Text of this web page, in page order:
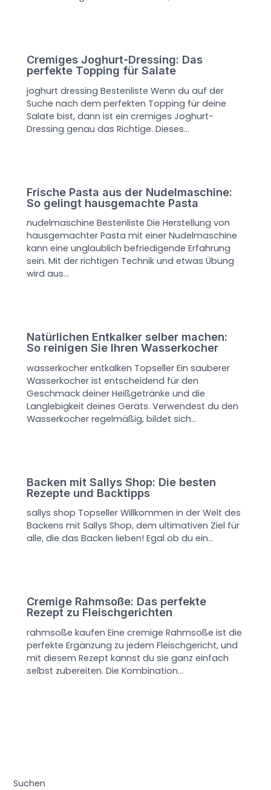
Cremiges Joghurt-Dressing: Das
perfekte Topping für Salate
joghurt dressing Bestenliste Wenn du auf der
Suche nach dem perfekten Topping für deine
Salate bist, dann ist ein cremiges Joghurt-
Dressing genau das Richtige. Dieses…
Frische Pasta aus der Nudelmaschine:
So gelingt hausgemachte Pasta
nudelmaschine Bestenliste Die Herstellung von
hausgemachter Pasta mit einer Nudelmaschine
kann eine unglaublich befriedigende Erfahrung
sein. Mit der richtigen Technik und etwas Übung
wird aus…
Natürlichen Entkalker selber machen:
So reinigen Sie Ihren Wasserkocher
wasserkocher entkalken Topseller Ein sauberer
Wasserkocher ist entscheidend für den
Geschmack deiner Heißgetränke und die
Langlebigkeit deines Geräts. Verwendest du den
Wasserkocher regelmäßig, bildet sich…
Backen mit Sallys Shop: Die besten
Rezepte und Backtipps
sallys shop Topseller Willkommen in der Welt des
Backens mit Sallys Shop, dem ultimativen Ziel für
alle, die das Backen lieben! Egal ob du ein…
Cremige Rahmsoße: Das perfekte
Rezept zu Fleischgerichten
rahmsoße kaufen Eine cremige Rahmsoße ist die
perfekte Ergänzung zu jedem Fleischgericht, und
mit diesem Rezept kannst du sie ganz einfach
selbst zubereiten. Die Kombination…
Suchen